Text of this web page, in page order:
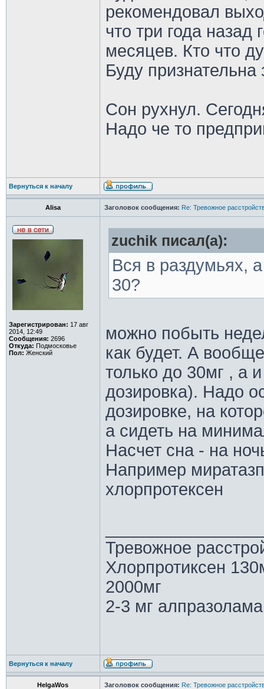
рекомендовал
что три года назад
месяцев. Кто что
Буду
Сон рухнул.
Надо че то
Вернуться к началу
Alisa Заголовок сообщения: Re: Тревожное
Зарегистрирован: 17 авг
2014, 12:49
Сообщения: 2696
Откуда: Подмосковье
Пол: Женский
zuchik писал(а):
Вся в раздумьях,
30?
можно побыть
как будет. А
только до 30мг , а
дозировка). Надо
дозировке, на
а сидеть на
Насчет сна - на
Например
хлорпротексен
Тревожное
Хлорпротиксен
2000мг
2-3 мг
Вернуться к началу
HelgaWos Заголовок сообщения: Re: Тревожное